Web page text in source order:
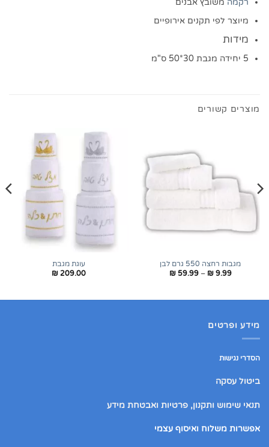
מיוצר לפי תקנים אירופיים
מידות
5 יחידה מגבת 30*50 ס"מ
מוצרים קשורים
מגבות רחצה 550 גרם לבן
₪9.99
–
₪59.99
⁦₪ 59.99⁩
עוגת מגבת
₪ 209.00
מידע ופרטים
הסדרי נגישות
ביטול עסקה
תנאי שימוש ותקנון, פרטיות ואבטחת מידע
אפשרות משלוח ואיסוף עצמי